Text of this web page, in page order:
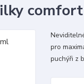
pro
puchýři z